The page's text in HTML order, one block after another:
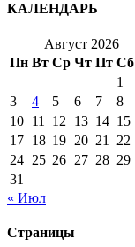
КАЛЕНДАРЬ
Август 2026
Пн Вт Ср Чт Пт Сб
1
3
4 5 6 7 8
10 11 12 13 14 15
17 18 19 20 21 22
24 25 26 27 28 29
31
« Июл
Страницы